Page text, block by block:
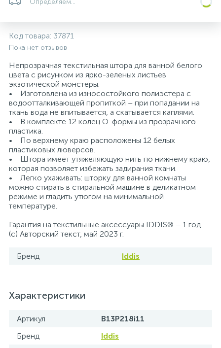
Определяем...
Код товара: 37871
Пока нет отзывов
Непрозрачная текстильная штора для ванной белого
цвета с рисунком из ярко-зеленых листьев
экзотической монстеры.
• Изготовлена из износостойкого полиэстера с
водоотталкивающей пропиткой – при попадании на
ткань вода не впитывается, а скатывается каплями.
• В комплекте 12 колец О-формы из прозрачного
пластика.
• По верхнему краю расположены 12 белых
пластиковых люверсов.
• Штора имеет утяжеляющую нить по нижнему краю,
которая позволяет избежать задирания ткани.
• Легко ухаживать: шторку для ванной комнаты
можно стирать в стиральной машине в деликатном
режиме и гладить утюгом на минимальной
температуре.
Гарантия на текстильные аксессуары IDDIS® – 1 год.
(с) Авторский текст, май 2023 г.
Бренд Iddis
Характеристики
Артикул
B13P218i11
Бренд
Iddis
5
Расширительные баки для отопления и ГВС
Теплоносители и антифризы
4
Системы управления и принадлежности для
насосов
Коммерческие насосы
Бытовые насосы
Насосы для бассейнов
Центробежные in-line насосы
7
Гофрированные нержавеющие системы
Медные системы под пайку
Контрольно-измерительные приборы
Теплоизоляция
Крепеж и аксессуары
Корпуса для механических фильтров
Системы контроля протечки воды
Мультипатронные фильтры
Гидроаккумуляторы (гидробаки) для систем
водоснабжения
Комплектующие для систем водоподготовки
Фильтры механической очистки
Фильтры под мойку